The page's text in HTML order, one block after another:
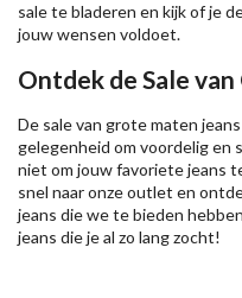
sale te bladeren en kijk of je
jouw wensen voldoet.
Ontdek de Sale
De sale van grote maten
gelegenheid om voordelig en
niet om jouw favoriete jeans
snel naar onze outlet en
jeans die we te bieden
jeans die je al zo lang zocht!